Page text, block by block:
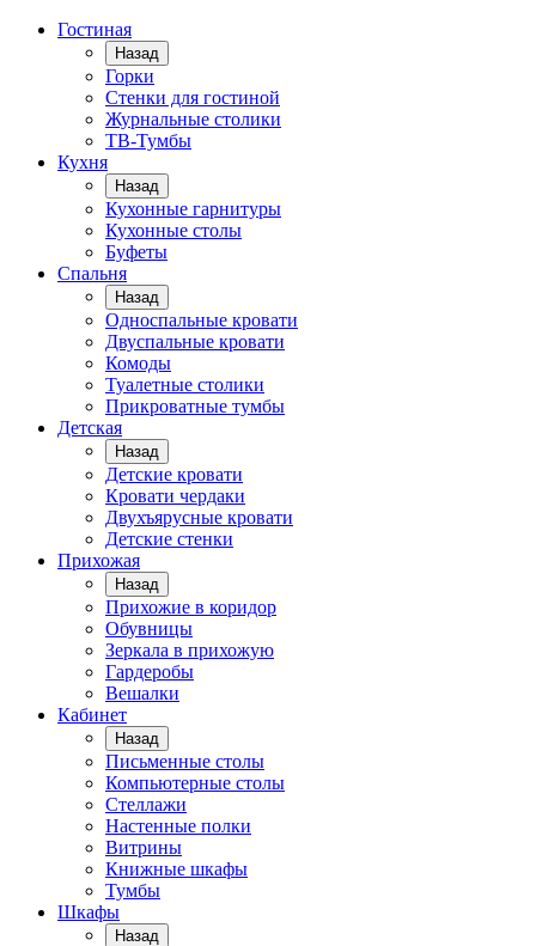
Гостиная
Назад
Горки
Стенки для гостиной
Журнальные столики
TВ-Тумбы
Кухня
Назад
Кухонные гарнитуры
Кухонные столы
Буфеты
Спальня
Назад
Односпальные кровати
Двуспальные кровати
Комоды
Туалетные столики
Прикроватные тумбы
Детская
Назад
Детские кровати
Кровати чердаки
Двухъярусные кровати
Детские стенки
Прихожая
Назад
Прихожие в коридор
Обувницы
Зеркала в прихожую
Гардеробы
Вешалки
Кабинет
Назад
Письменные столы
Компьютерные столы
Стеллажи
Настенные полки
Витрины
Книжные шкафы
Тумбы
Шкафы
Назад